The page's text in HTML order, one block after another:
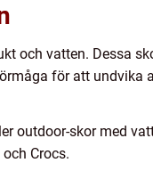
och vatten. Dessa
för att undvika
outdoor-skor med
Crocs.